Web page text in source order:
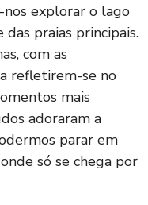
explorar o lago
praias principais.
com as
refletirem-se no
mais
adoraram a
parar em
só se chega por